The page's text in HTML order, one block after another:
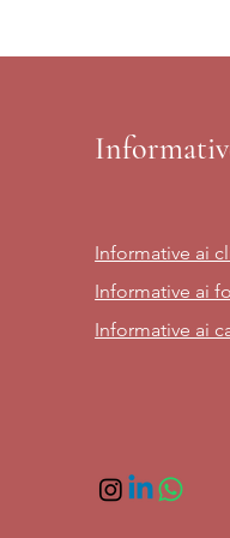
Informative ai
Informative ai
Informative ai